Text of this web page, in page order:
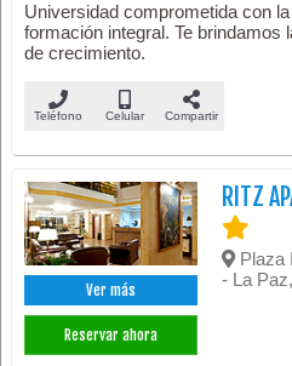
Universidad comprometida con
formación integral. Te brindamos
de crecimiento.
Teléfono Celular Compartir
Ver más
Reservar ahora
RITZ
Plaza
- La Paz,